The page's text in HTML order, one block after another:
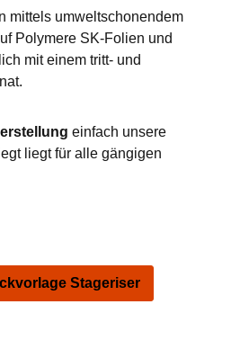
mittels umweltschonendem
Polymere SK-Folien und
mit einem tritt- und
einfach unsere
liegt für alle gängigen
Stageriser